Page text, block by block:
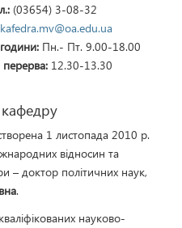
(03654) 3-08-32
kafedra.mv@oa.edu.ua
Пн.- Пт. 9.00-18.00
12.30-13.30
1 листопада 2010 р.
відносин та
– доктор політичних наук,
.
науково-